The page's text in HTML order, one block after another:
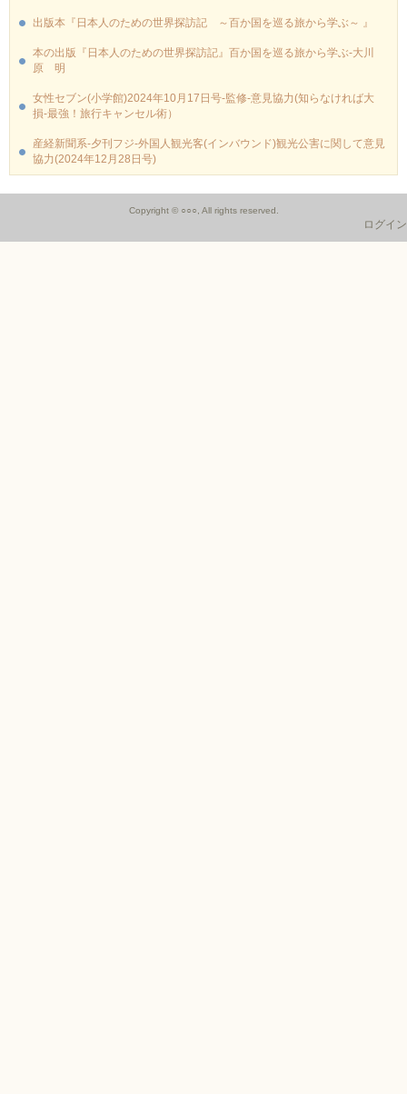
出版本『日本人のための世界探訪記 ～百か国を巡る旅から学ぶ～ 』
本の出版『日本人のための世界探訪記』百か国を巡る旅から学ぶ‐大川
原 明
女性セブン(小学館)2024年10月17日号-監修‐意見協力(知らなければ大
損-最強！旅行キャンセル術）
産経新聞系-夕刊フジ‐外国人観光客(インバウンド)観光公害に関して意見
協力(2024年12月28日号)
Copyright © ○○○, All rights reserved.
ログイン